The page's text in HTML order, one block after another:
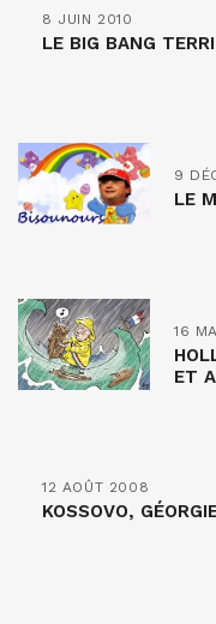
8 JUIN 2010
LE BIG BANG
9
LE
16
ET
12 AOÛT 2008
KOSSOVO,